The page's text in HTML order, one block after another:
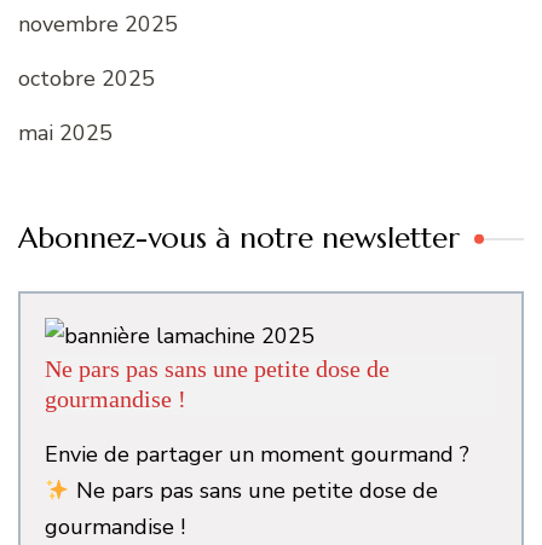
novembre 2025
octobre 2025
mai 2025
Abonnez-vous à notre newsletter
Ne pars pas sans une petite dose de
gourmandise !
Envie de partager un moment gourmand ?
Ne pars pas sans une petite dose de
gourmandise !